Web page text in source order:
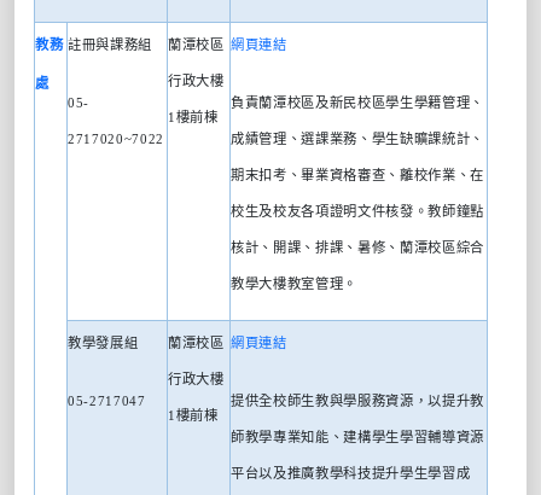
教務
處
註冊與課務組
05-
2717020~7022
蘭潭校區
行政大樓
1 樓前棟
網頁連結
負責蘭潭校區及新民校區學生學籍管理、
成績管理、選課業務、學生缺曠課統計、
期末扣考、畢業資格審查、離校作業、在
校生及校友各項證明文件核發。教師鐘點
核計、開課、排課、暑修、蘭潭校區綜合
教學大樓教室管理。
教學發展組
05-2717047
蘭潭校區
行政大樓
1 樓前棟
網頁連結
提供全校師生教與學服務資源，以提升教
師教學專業知能、建構學生學習輔導資源
平台以及推廣教學科技提升學生學習成